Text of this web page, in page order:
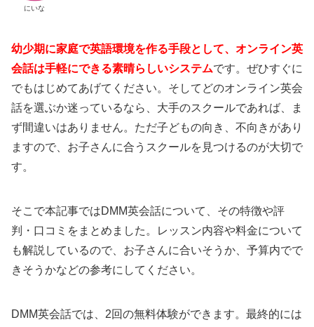
にいな
幼少期に家庭で英語環境を作る手段として、オンライン英
会話は手軽にできる素晴らしいシステムです。ぜひすぐに
でもはじめてあげてください。そしてどのオンライン英会
話を選ぶか迷っているなら、大手のスクールであれば、ま
ず間違いはありません。ただ子どもの向き、不向きがあり
ますので、お子さんに合うスクールを見つけるのが大切で
す。
そこで本記事ではDMM英会話について、その特徴や評
判・口コミをまとめました。レッスン内容や料金について
も解説しているので、お子さんに合いそうか、予算内でで
きそうかなどの参考にしてください。
DMM英会話では、2回の無料体験ができます。最終的には